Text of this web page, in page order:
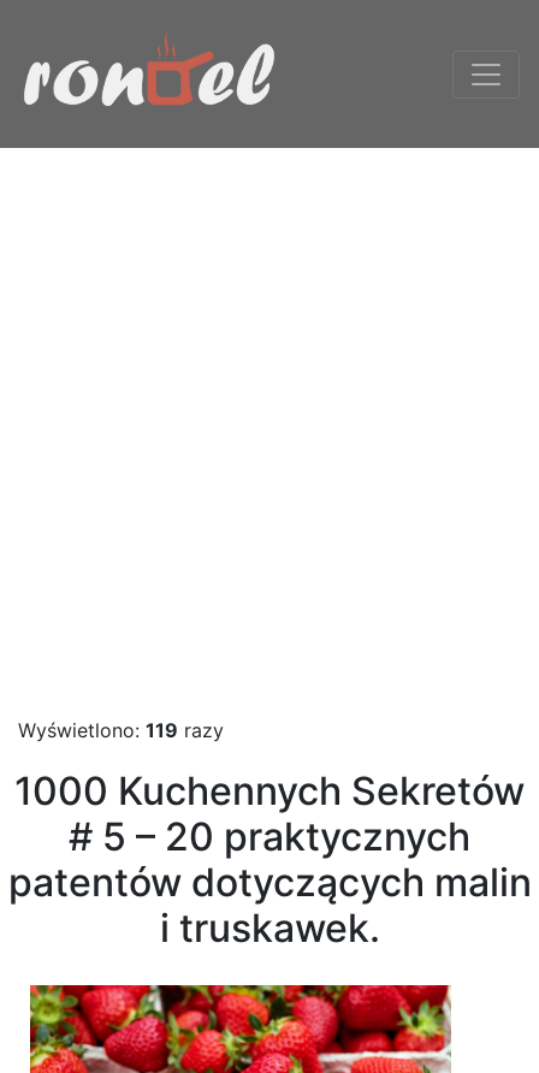
Wyświetlono: 119 razy
1000 Kuchennych Sekretów
# 5 – 20 praktycznych
patentów dotyczących malin
i truskawek.